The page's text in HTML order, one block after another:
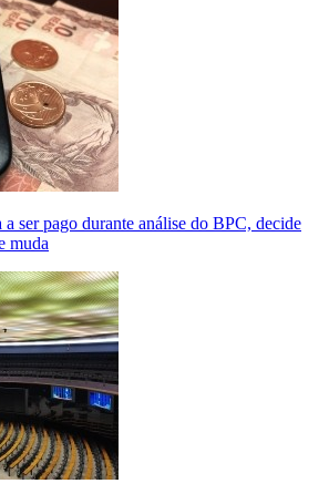
ser pago durante análise do BPC, decide
muda